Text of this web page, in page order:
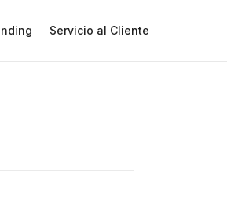
Servicio al Cliente